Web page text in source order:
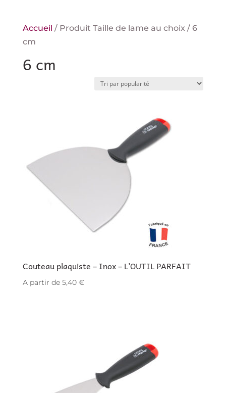
Accueil / Produit Taille de lame au choix / 6
cm
6 cm
Couteau plaquiste – Inox – L’OUTIL PARFAIT
A partir de 5,40 €